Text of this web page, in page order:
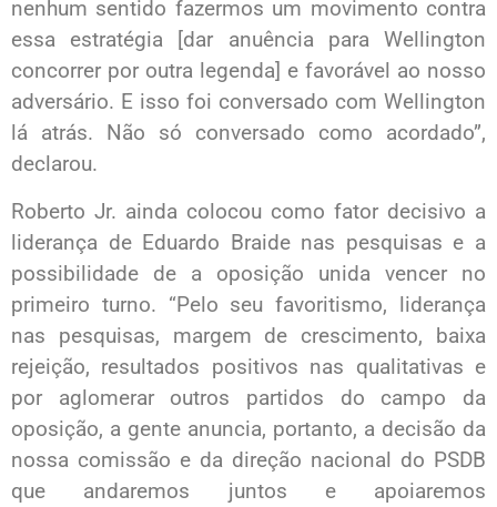
nenhum sentido fazermos um movimento contra
essa estratégia [dar anuência para Wellington
concorrer por outra legenda] e favorável ao nosso
adversário. E isso foi conversado com Wellington
lá atrás. Não só conversado como acordado”,
declarou.
Roberto Jr. ainda colocou como fator decisivo a
liderança de Eduardo Braide nas pesquisas e a
possibilidade de a oposição unida vencer no
primeiro turno. “Pelo seu favoritismo, liderança
nas pesquisas, margem de crescimento, baixa
rejeição, resultados positivos nas qualitativas e
por aglomerar outros partidos do campo da
oposição, a gente anuncia, portanto, a decisão da
nossa comissão e da direção nacional do PSDB
que andaremos juntos e apoiaremos